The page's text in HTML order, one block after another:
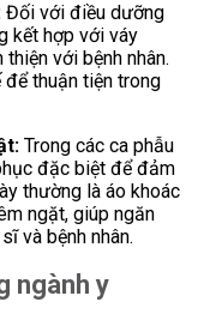
Đối với điều dưỡng
kết hợp với váy
với bệnh nhân.
thuận tiện trong
Trong các ca phẫu
đặc biệt để đảm
thường là áo khoác
ngặt, giúp ngăn
và bệnh nhân.
ngành y